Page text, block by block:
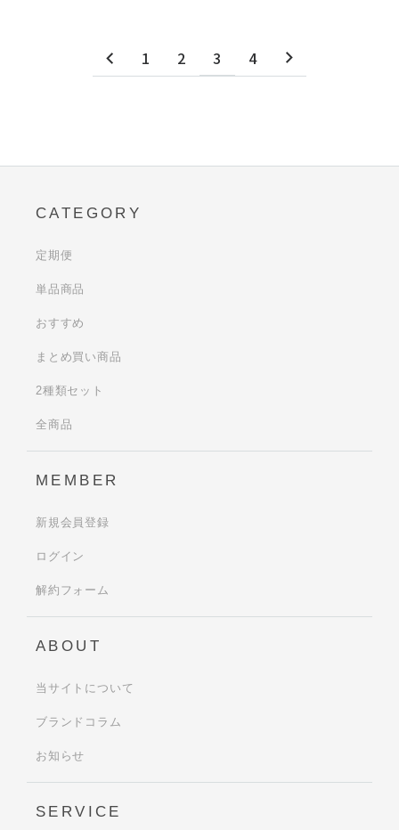
1 2 3 4
CATEGORY
定期便
単品商品
おすすめ
まとめ買い商品
2種類セット
全商品
MEMBER
新規会員登録
ログイン
解約フォーム
ABOUT
当サイトについて
ブランドコラム
お知らせ
SERVICE